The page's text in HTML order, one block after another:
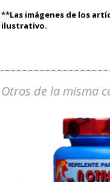
**Las imágenes de los
ilustrativo.
Otros de la misma